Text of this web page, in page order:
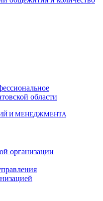
области
И МЕНЕДЖМЕНТА
организации